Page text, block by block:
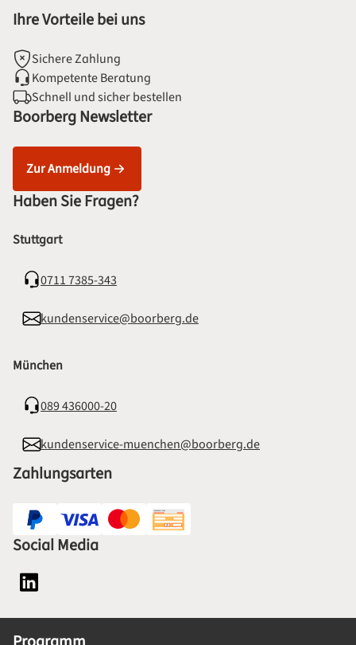
Ihre Vorteile bei uns
Sichere Zahlung
Kompetente Beratung
Schnell und sicher bestellen
Boorberg Newsletter
Zur Anmeldung
Haben Sie Fragen?
Stuttgart
0711 7385-343
kundenservice@boorberg.de
München
089 436000-20
kundenservice-muenchen@boorberg.de
Zahlungsarten
Social Media
Social Media Plattform LinkedIn